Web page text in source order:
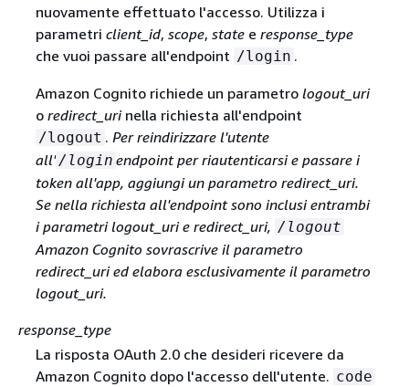
nuovamente effettuato l'accesso. Utilizza i
parametri client_id, scope, statee response_type
che vuoi passare all'endpoint /login .
Amazon Cognito richiede un parametro logout_uri
o redirect_urinella richiesta all'endpoint
/logout . Per reindirizzare l'utente
all'/login endpoint per riautenticarsi e passare i
token all'app, aggiungi un parametro redirect_uri.
Se nella richiesta all'endpoint sono inclusi entrambi
i parametrilogout_uri e redirect_uri, /logout
Amazon Cognito sovrascrive il parametro
redirect_uri ed elabora esclusivamente il parametro
logout_uri.
response_type
La risposta OAuth 2.0 che desideri ricevere da
Amazon Cognito dopo l'accesso dell'utente. code